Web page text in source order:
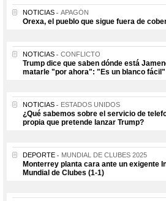
NOTICIAS APAGÓN
Orexa, el pueblo que sigue fuera de
NOTICIAS CONFLICTO
Trump dice que saben dónde está
matarle "por ahora": "Es un blanco fácil"
NOTICIAS ESTADOS UNIDOS
¿Qué sabemos sobre el servicio de
propia que pretende lanzar Trump?
DEPORTE MUNDIAL DE CLUBES 2025
Monterrey planta cara ante un exigente
Mundial de Clubes (1-1)